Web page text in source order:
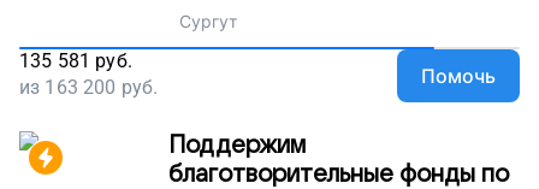
Сургут
135 581 руб.
из 163 200 руб. Помочь
Поддержим
благотворительные фонды по